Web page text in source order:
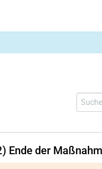
Ende der